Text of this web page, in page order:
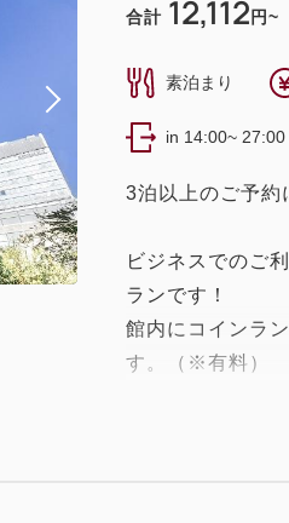
合計 12,112 円~
素泊まり
in 14:00~
3泊以上のご予約
ビジネスでのご
ランです！
館内にコインラ
す。（※有料）
※画像は全てイ